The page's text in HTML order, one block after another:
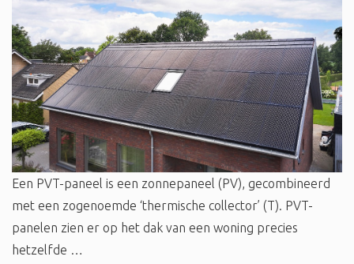
Een PVT-paneel is een zonnepaneel (PV), gecombineerd
met een zogenoemde ‘thermische collector’ (T). PVT-
panelen zien er op het dak van een woning precies
hetzelfde …